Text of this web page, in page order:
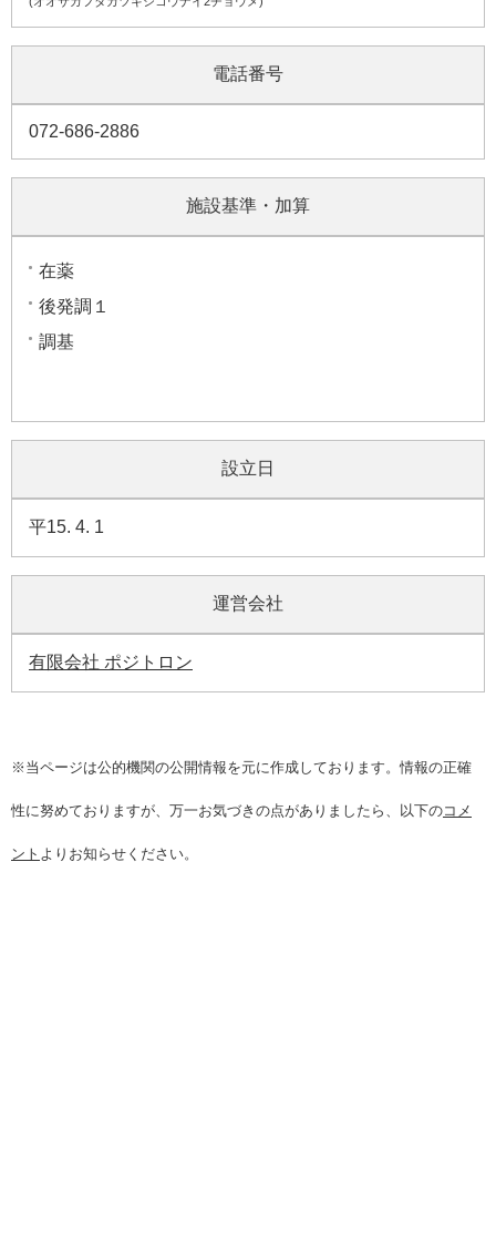
電話番号
072-686-2886
施設基準・加算
在薬
後発調１
調基
設立日
平15. 4. 1
運営会社
有限会社 ポジトロン
※当ページは公的機関の公開情報を元に作成しております。情報の正確
性に努めておりますが、万一お気づきの点がありましたら、以下のコメ
ント よりお知らせください。